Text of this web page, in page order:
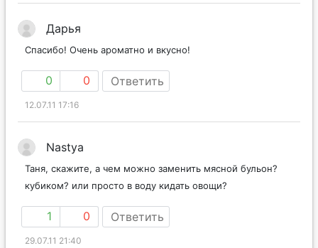
Дарья
Спасибо! Очень ароматно и вкусно!
0 0 Ответить
12.07.11 17:16
Nastya
Таня, скажите, а чем можно заменить мясной бульон?
кубиком? или просто в воду кидать овощи?
1 0 Ответить
29.07.11 21:40